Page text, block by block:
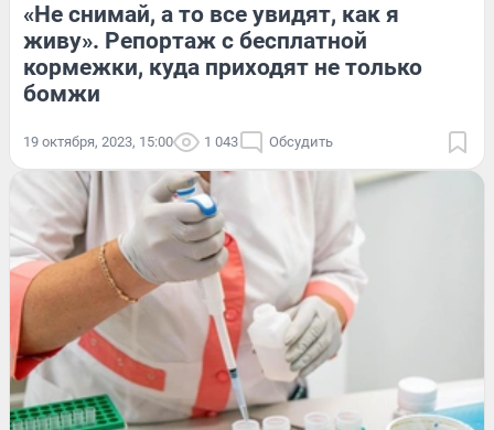
«Не снимай, а то все увидят, как я
живу». Репортаж с бесплатной
кормежки, куда приходят не только
бомжи
19 октября, 2023, 15:00 1 043 Обсудить